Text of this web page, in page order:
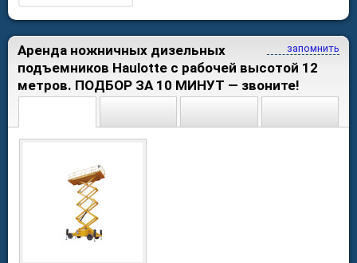
запомнить
Аренда ножничных дизельных
подъемников Haulotte с рабочей высотой 12
метров. ПОДБОР ЗА 10 МИНУТ — звоните!